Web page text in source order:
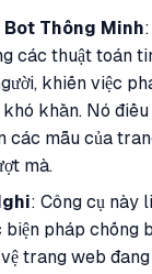
Bot Thông Minh
các thuật toán
khiến việc
khăn. Nó
các mẫu của
mà.
: Công cụ này
pháp chống
trang web